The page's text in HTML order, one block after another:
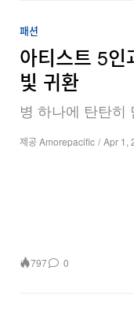
패션
아티스트 5인
빛 귀환
병 하나에 탄탄히
제공 Amorepacific / Apr 1,
797 0